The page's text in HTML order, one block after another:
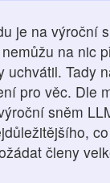
je na výroční
na nic
Tady
pro věc. Dle
sněm
členy